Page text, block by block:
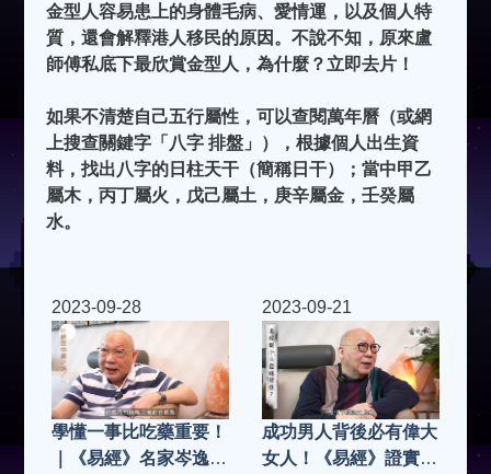
金型人容易患上的身體毛病、愛情運，以及個人特
質，還會解釋港人移民的原因。不說不知，原來盧
師傅私底下最欣賞金型人，為什麼？立即去片！
如果不清楚自己五行屬性，可以查閱萬年曆（或網
上搜查關鍵字「八字 排盤」），根據個人出生資
料，找出八字的日柱天干（簡稱日干）；當中甲乙
屬木，丙丁屬火，戊己屬土，庚辛屬金，壬癸屬
水。
2023-09-28
學懂一事比吃藥重要！
｜《易經》名家岑逸飛
2023-09-21
成功男人背後必有偉大
女人！《易經》證實了